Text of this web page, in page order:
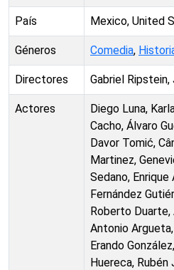
País Mexico, United
Géneros Comedia,
Directores Gabriel
Actores
Diego Luna,
Cacho, Álvaro
Davor Tomić,
Martinez,
Sedano,
Fernández
Roberto Duarte,
Antonio
Erando
Huereca, Rubén